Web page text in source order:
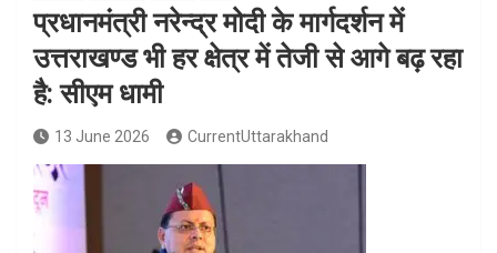
प्रधानमंत्री नरेन्द्र मोदी के मार्गदर्शन में
उत्तराखण्ड भी हर क्षेत्र में तेजी से आगे बढ़ रहा
है: सीएम धामी
13 June 2026 CurrentUttarakhand